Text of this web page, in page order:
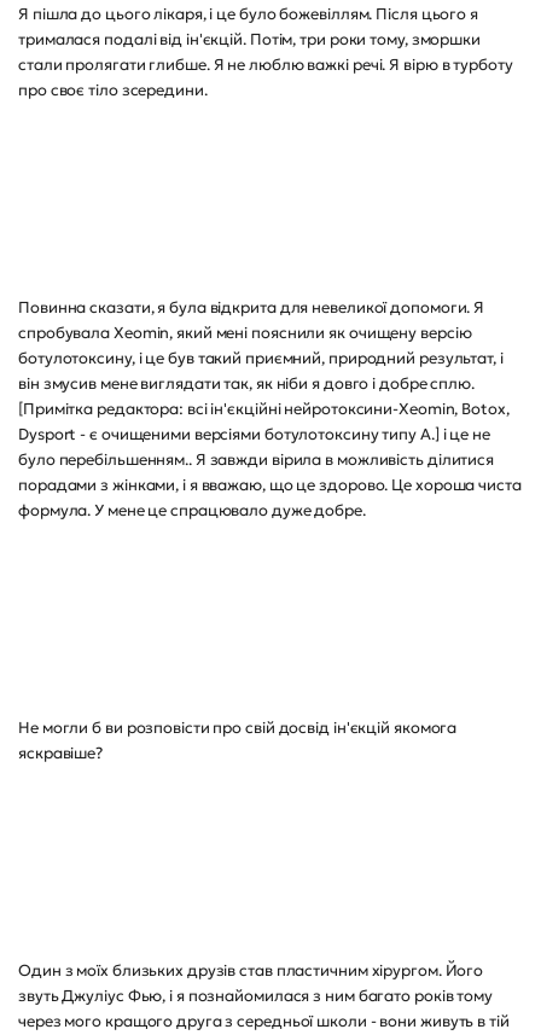
Я пішла до цього лікаря, і це було божевіллям. Після цього я
трималася подалі від ін'єкцій. Потім, три роки тому, зморшки
стали пролягати глибше. Я не люблю важкі речі. Я вірю в турботу
про своє тіло зсередини.
Повинна сказати, я була відкрита для невеликої допомоги. Я
спробувала Xeomin, який мені пояснили як очищену версію
ботулотоксину, і це був такий приємний, природний результат, і
він змусив мене виглядати так, як ніби я довго і добре сплю.
[Примітка редактора: всі ін'єкційні нейротоксини-Xeomin, Botox,
Dysport - є очищеними версіями ботулотоксину типу А.] і це не
було перебільшенням.. Я завжди вірила в можливість ділитися
порадами з жінками, і я вважаю, що це здорово. Це хороша чиста
формула. У мене це спрацювало дуже добре.
Не могли б ви розповісти про свій досвід ін'єкцій якомога
яскравіше?
Один з моїх близьких друзів став пластичним хірургом. Його
звуть Джуліус Фью, і я познайомилася з ним багато років тому
через мого кращого друга з середньої школи - вони живуть в тій